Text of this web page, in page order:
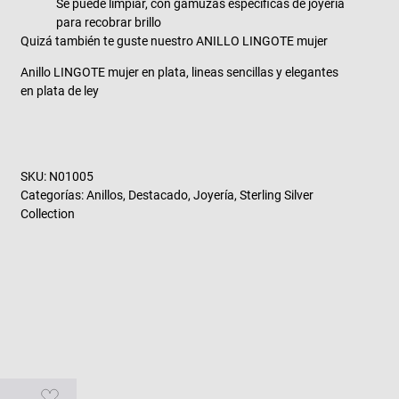
Se puede limpiar, con gamuzas especificas de joyería
para recobrar brillo
Quizá también te guste nuestro ANILLO LINGOTE mujer
Anillo LINGOTE mujer en plata, lineas sencillas y elegantes
en plata de ley
SKU: N01005
Categorías:Anillos, Destacado, Joyería, Sterling Silver
Collection